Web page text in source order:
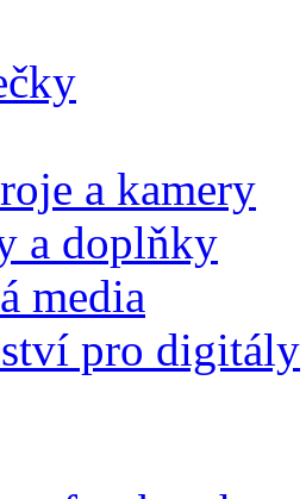
a kamery
a doplňky
media
pro digitály